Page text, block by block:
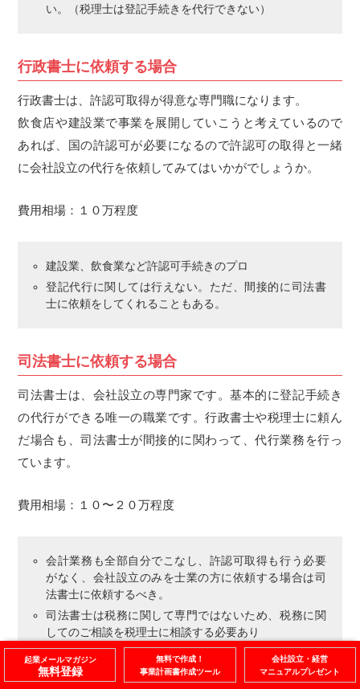
い。（税理士は登記手続きを代行できない）
行政書士に依頼する場合
行政書士は、許認可取得が得意な専門職になります。
飲食店や建設業で事業を展開していこうと考えているので
あれば、国の許認可が必要になるので許認可の取得と一緒
に会社設立の代行を依頼してみてはいかがでしょうか。
費用相場：１０万程度
建設業、飲食業など許認可手続きのプロ
登記代行に関しては行えない。ただ、間接的に司法書
士に依頼をしてくれることもある。
司法書士に依頼する場合
司法書士は、会社設立の専門家です。基本的に登記手続き
の代行ができる唯一の職業です。行政書士や税理士に頼ん
だ場合も、司法書士が間接的に関わって、代行業務を行っ
ています。
費用相場：１０〜２０万程度
会計業務も全部自分でこなし、許認可取得も行う必要
がなく、会社設立のみを士業の方に依頼する場合は司
法書士に依頼するべき。
司法書士は税務に関して専門ではないため、税務に関
してのご相談を税理士に相談する必要あり
起業メールマガジン
無料登録
無料で作成！
事業計画書作成ツール
会社設立・経営
マニュアルプレゼント